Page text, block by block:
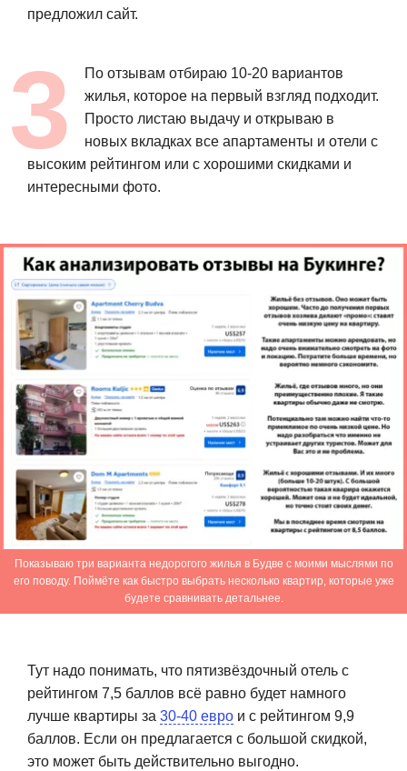
предложил сайт.
По отзывам отбираю 10-20 вариантов
жилья, которое на первый взгляд подходит.
Просто листаю выдачу и открываю в
новых вкладках все апартаменты и отели с
высоким рейтингом или с хорошими скидками и
интересными фото.
Показываю три варианта недорогого жилья в Будве с моими мыслями по
его поводу. Поймёте как быстро выбрать несколько квартир, которые уже
будете сравнивать детальнее.
Тут надо понимать, что пятизвёздочный отель с
рейтингом 7,5 баллов всё равно будет намного
лучше квартиры за 30-40 евро и с рейтингом 9,9
баллов. Если он предлагается с большой скидкой,
это может быть действительно выгодно.